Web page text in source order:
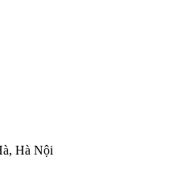
Hà Nội